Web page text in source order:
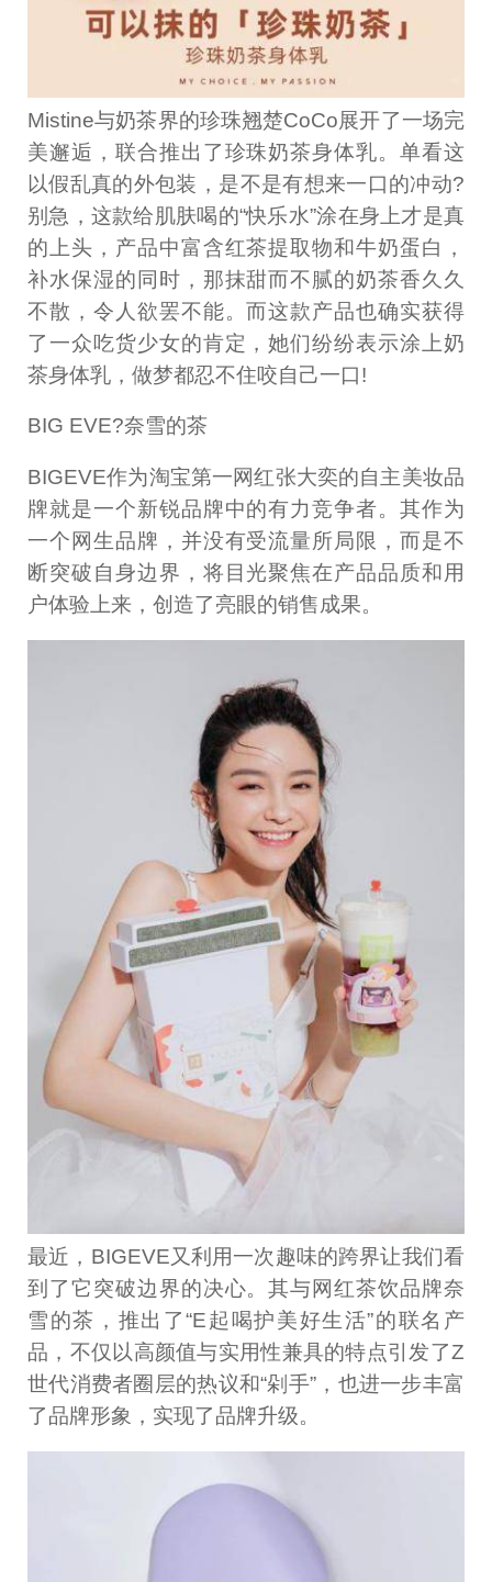
Mistine与奶茶界的珍珠翘楚CoCo展开了一场完
美邂逅，联合推出了珍珠奶茶身体乳。单看这
以假乱真的外包装，是不是有想来一口的冲动?
别急，这款给肌肤喝的“快乐水”涂在身上才是真
的上头，产品中富含红茶提取物和牛奶蛋白，
补水保湿的同时，那抹甜而不腻的奶茶香久久
不散，令人欲罢不能。而这款产品也确实获得
了一众吃货少女的肯定，她们纷纷表示涂上奶
茶身体乳，做梦都忍不住咬自己一口!
BIG EVE?奈雪的茶
BIGEVE作为淘宝第一网红张大奕的自主美妆品
牌就是一个新锐品牌中的有力竞争者。其作为
一个网生品牌，并没有受流量所局限，而是不
断突破自身边界，将目光聚焦在产品品质和用
户体验上来，创造了亮眼的销售成果。
最近，BIGEVE又利用一次趣味的跨界让我们看
到了它突破边界的决心。其与网红茶饮品牌奈
雪的茶，推出了“E起喝护美好生活”的联名产
品，不仅以高颜值与实用性兼具的特点引发了Z
世代消费者圈层的热议和“剁手”，也进一步丰富
了品牌形象，实现了品牌升级。